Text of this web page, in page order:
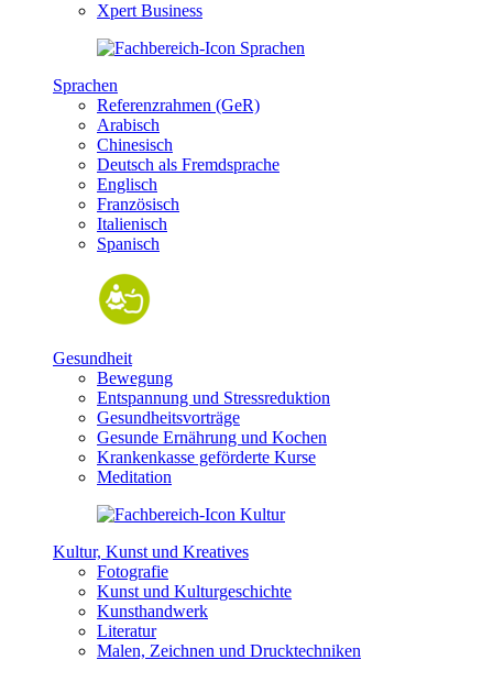
Xpert Business
Sprachen
Referenzrahmen (GeR)
Arabisch
Chinesisch
Deutsch als Fremdsprache
Englisch
Französisch
Italienisch
Spanisch
Gesundheit
Bewegung
Entspannung und Stressreduktion
Gesundheitsvorträge
Gesunde Ernährung und Kochen
Krankenkasse geförderte Kurse
Meditation
Kultur, Kunst und Kreatives
Fotografie
Kunst und Kulturgeschichte
Kunsthandwerk
Literatur
Malen, Zeichnen und Drucktechniken